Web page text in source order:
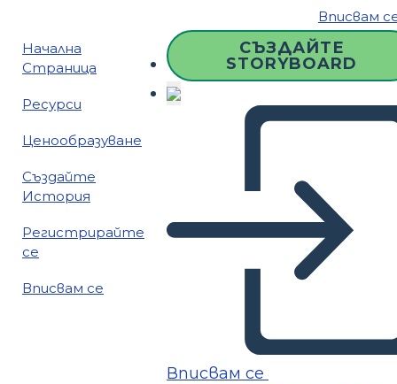
Вписвам
Начална
Страница
Ресурси
Ценообразуване
Създайте
История
Регистрирайте
се
Вписвам се
СЪЗДАЙТЕ
STORYBOARD
Вписвам се